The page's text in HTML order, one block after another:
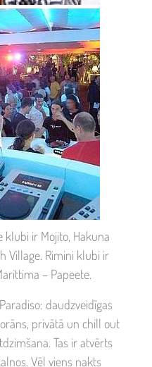
klubi ir Mojito, Hakuna
Village. Rimini klubi ir
– Papeete.
daudzveidīgas
privātā un chill out
Tas ir atvērts
Vēl viens nakts